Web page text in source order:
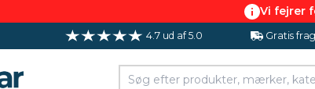
Vi fejrer
4.7 ud af 5.0 Gratis